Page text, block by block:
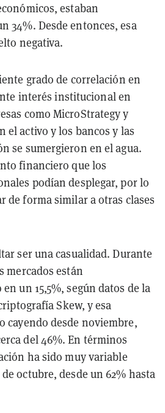
estaban
34%. Desde entonces, esa
negativa.
grado de correlación en
interés institucional en
como MicroStrategy y
el activo y los bancos y las
se sumergieron en el agua.
financiero que los
podían desplegar, por lo
de forma similar a otras clases
ser una casualidad. Durante
mercados están
un 15,5%, según datos de la
Skew, y esa
cayendo desde noviembre,
del 46%. En términos
ha sido muy variable
octubre, desde un 62% hasta